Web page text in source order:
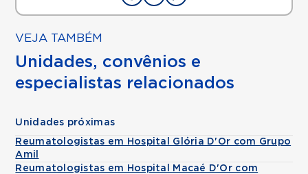
VEJA TAMBÉM
Unidades, convênios e
especialistas relacionados
Unidades próximas
Reumatologistas em Hospital Glória D'Or com Grupo
Amil
Reumatologistas em Hospital Macaé D'Or com